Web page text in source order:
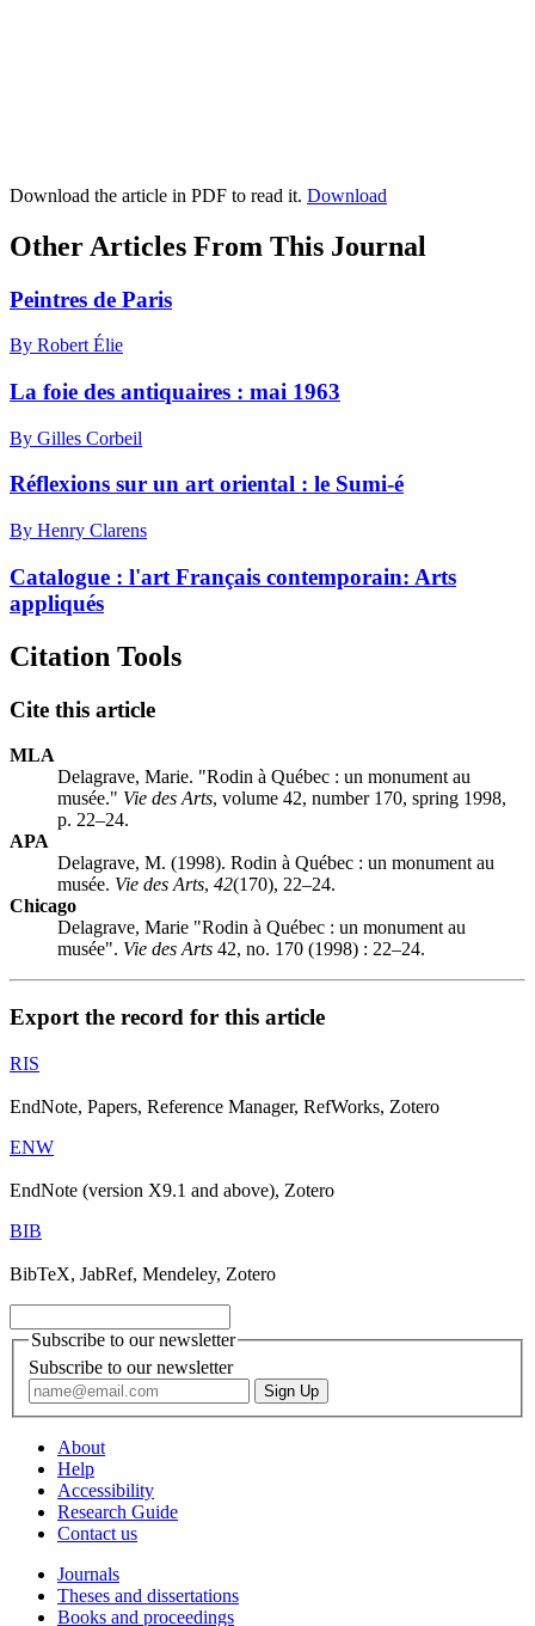
Download the article in PDF to read it. Download
Other Articles From This Journal
Peintres de Paris
By Robert Élie
La foie des antiquaires : mai 1963
By Gilles Corbeil
Réflexions sur un art oriental : le Sumi-é
By Henry Clarens
Catalogue : l'art Français contemporain: Arts
appliqués
Citation Tools
Cite this article
MLA
Delagrave, Marie. "Rodin à Québec : un monument au
musée." Vie des Arts, volume 42, number 170, spring 1998,
p. 22–24.
APA
Delagrave, M. (1998). Rodin à Québec : un monument au
musée. Vie des Arts, 42(170), 22–24.
Chicago
Delagrave, Marie "Rodin à Québec : un monument au
musée". Vie des Arts 42, no. 170 (1998) : 22–24.
Export the record for this article
RIS
EndNote, Papers, Reference Manager, RefWorks, Zotero
ENW
EndNote (version X9.1 and above), Zotero
BIB
BibTeX, JabRef, Mendeley, Zotero
Subscribe to our newsletter
Subscribe to our newsletter
About
Help
Accessibility
Research Guide
Contact us
Journals
Theses and dissertations
Books and proceedings